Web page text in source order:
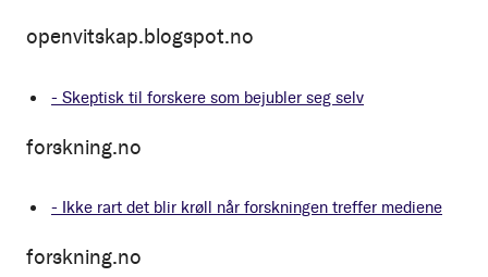
openvitskap.blogspot.no
- Skeptisk til forskere som bejubler seg selv
forskning.no
- Ikke rart det blir krøll når forskningen treffer mediene
forskning.no